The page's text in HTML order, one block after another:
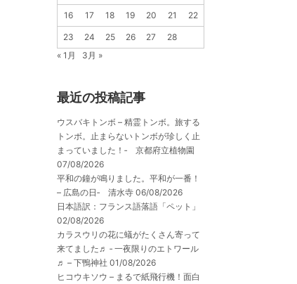
16 17 18 19 20 21 22
23 24 25 26 27
28
« 1月
3月 »
最近の投稿記事
ウスバキトンボ – 精霊トンボ。旅する
トンボ。止まらないトンボが珍しく止
まっていました！‐ 京都府立植物園
07/08/2026
平和の鐘が鳴りました。平和が一番！
– 広島の日‐ 清水寺 06/08/2026
日本語訳：フランス語落語「ペット」
02/08/2026
カラスウリの花に蟻がたくさん寄って
来てました♬ ‐ 一夜限りのエトワール
♬ – 下鴨神社 01/08/2026
ヒコウキソウ – まるで紙飛行機！面白